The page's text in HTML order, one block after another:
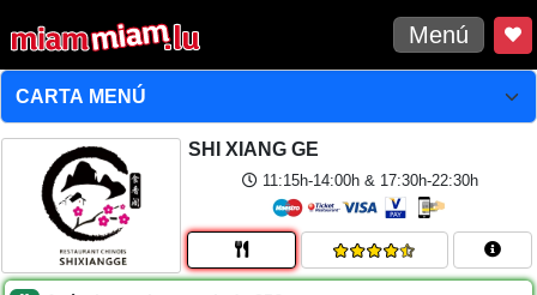
Menú
SHI XIANG GE
11:15h-14:00h & 17:30h-22:30h